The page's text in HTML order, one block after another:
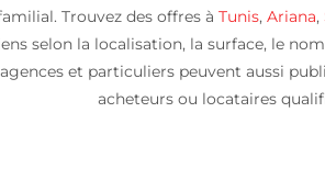
Trouvez des offres à Tunis, Ariana,
selon la localisation, la surface, le
et particuliers peuvent aussi
acheteurs ou locataires